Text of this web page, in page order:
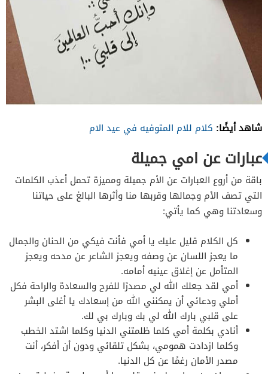
شاهد أيضًا: كلام للام المتوفيه في عيد الام
عبارات عن امي جميلة
باقة من أروع العبارات عن الأم جميلة ومميزة تحمل أعذب الكلمات
التي تصف الأم وجمالها وقربها منا وأثرها البالغ على حياتنا
وسعادتنا وهي كما يأتي:
كل الكلام قليل عليك يا أمي فأنت فيكي من الحنان والجمال
ما يعجز اللسان عن وصفه ويعجز الشاعر عن مدحه ويعجز
المتأمل عن إغلاق عينيه أمامه.
أمي لقد جعلك الله لي مصدرًا للفرح والسعادة والراحة فكل
أملي ودعائي أن يمكنني الله من إسعادك يا أغلى البشر
على قلبي بارك الله لي بك وبارك بي لك.
أنادي بكلمة أمي كلما ظلمتني الدنيا وكلما اشتد الخطب
وكلما ازدادت همومي، بشكل تلقائي ودون أن أفكر، أنت
مصدر الأمان رغمًا عن كل الدنيا.